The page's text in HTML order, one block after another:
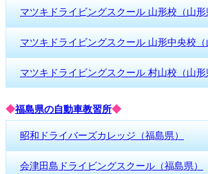
マツキドライビングスクール 山形校（山形
マツキドライビングスクール 山形中央校（
マツキドライビングスクール 村山校（山形
◆福島県の自動車教習所◆
昭和ドライバーズカレッジ（福島県）
会津田島ドライビングスクール（福島県）